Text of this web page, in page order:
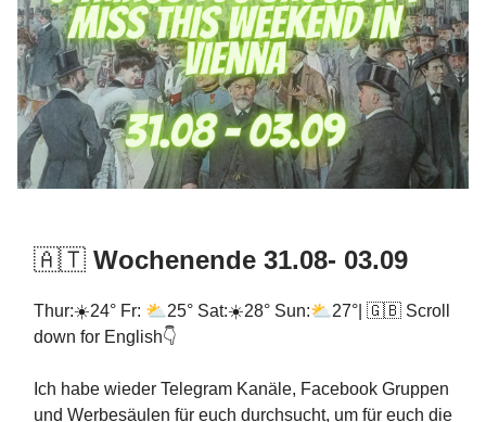
🇦🇹 Wochenende 31.08- 03.09
Thur:☀️24° Fr: ⛅25° Sat:☀️28° Sun:⛅27°| 🇬🇧 Scroll
down for English👇
Ich habe wieder Telegram Kanäle, Facebook Gruppen
und Werbesäulen für euch durchsucht, um für euch die